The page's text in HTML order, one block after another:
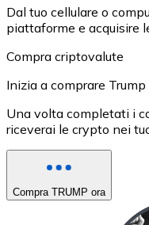
Dal tuo cellulare o
piattaforme e acquisire
Compra criptovalute
Inizia a comprare
Una volta completati i
riceverai le crypto nei
Compra TRUMP ora